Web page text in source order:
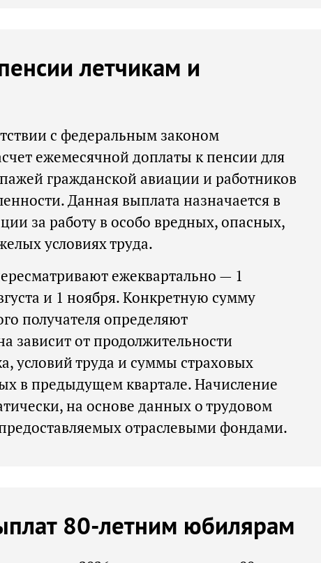
летчикам и
с федеральным законом
ежемесячной доплаты к пенсии для
гражданской авиации и работников
Данная выплата назначается в
за работу в особо вредных, опасных,
условиях труда.
ежеквартально — 1
и 1 ноября. Конкретную сумму
получателя определяют
зависит от продолжительности
условий труда и суммы страховых
в предыдущем квартале. Начисление
на основе данных о трудовом
отраслевыми фондами.
80-летним юбилярам